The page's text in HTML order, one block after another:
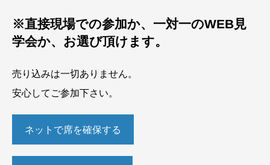
※直接現場での参加か、一対一のWEB見
学会か、お選び頂けます。
売り込みは一切ありません。
安心してご参加下さい。
ネットで席を確保する